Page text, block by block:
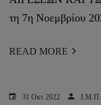
τη 7η
READ MORE
31 Οκτ 2022 Ι.Μ.Π.